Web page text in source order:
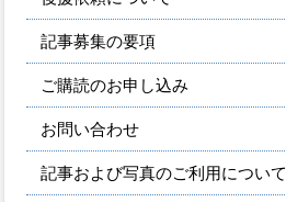
記事募集の要項
ご購読のお申し込み
お問い合わせ
記事および写真のご利用について